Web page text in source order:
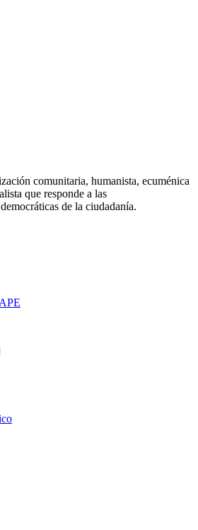
comunitaria, humanista, ecuménica
que responde a las
de la ciudadanía.